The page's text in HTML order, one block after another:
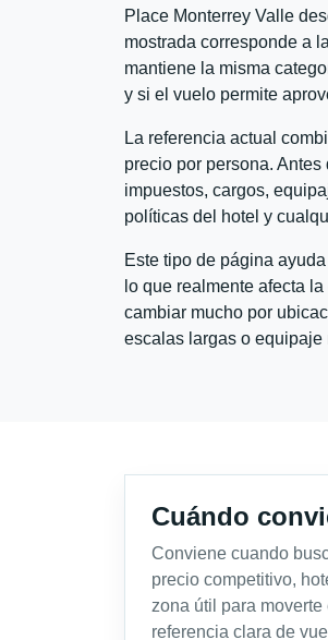
Place Monterrey Valle
mostrada corresponde a
mantiene la misma
y si el vuelo permite
La referencia actual
precio por persona.
impuestos, cargos,
políticas del hotel y
Este tipo de página
lo que realmente afecta
cambiar mucho por
escalas largas o equipaje
Cuándo
Conviene cuando
precio competitivo,
zona útil para
referencia clara de